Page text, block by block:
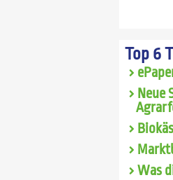
Top 6
Neue
Was